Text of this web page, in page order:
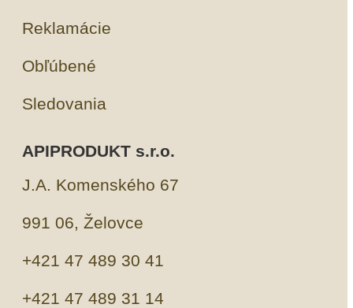
Reklamácie
Obľúbené
Sledovania
APIPRODUKT s.r.o.
J.A. Komenského 67
991 06, Želovce
+421 47 489 30 41
+421 47 489 31 14